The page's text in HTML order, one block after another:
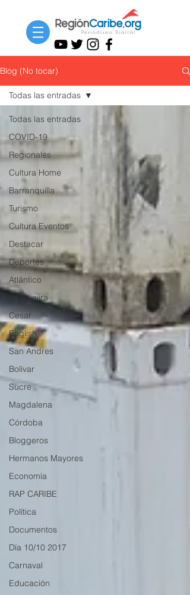
Blog (No tocar)
Todas las entradas
COVID-19
Regionales
Cultura Home
Barranquilla
Turismo
Cultura Eventos
Destacar
Deportes
Atlántico
La Guajira
Cesar
English
San Andres
Bolívar
Sucre
Magdalena
Córdoba
Bloggeros
Hermanos Mayores
Economía
RAP CARIBE
Política
Documentos
Día 10/10 2017
Carnaval
Educación
Todas las entradas